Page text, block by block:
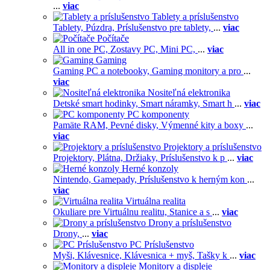
... viac
Tablety a príslušenstvo
Tablety, Púzdra, Príslušenstvo pre tablety, ... viac
Počítače
All in one PC, Zostavy PC, Mini PC, ... viac
Gaming
Gaming PC a notebooky, Gaming monitory a pro ...
viac
Nositeľná elektronika
Detské smart hodinky, Smart náramky, Smart h ... viac
PC komponenty
Pamäte RAM, Pevné disky, Výmenné kity a boxy ...
viac
Projektory a príslušenstvo
Projektory, Plátna, Držiaky, Príslušenstvo k p ... viac
Herné konzoly
Nintendo, Gamepady, Príslušenstvo k herným kon ...
viac
Virtuálna realita
Okuliare pre Virtuálnu realitu, Stanice a s ... viac
Drony a príslušenstvo
Drony, ... viac
PC Príslušenstvo
Myši, Klávesnice, Klávesnica + myš, Tašky k ... viac
Monitory a displeje